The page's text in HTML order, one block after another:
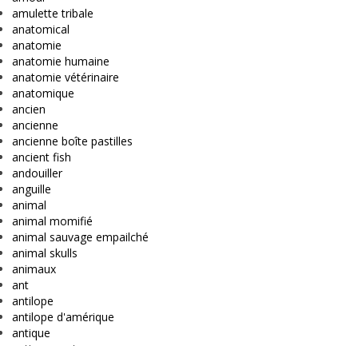
amulette tribale
anatomical
anatomie
anatomie humaine
anatomie vétérinaire
anatomique
ancien
ancienne
ancienne boîte pastilles
ancient fish
andouiller
anguille
animal
animal momifié
animal sauvage empailché
animal skulls
animaux
ant
antilope
antilope d'amérique
antique